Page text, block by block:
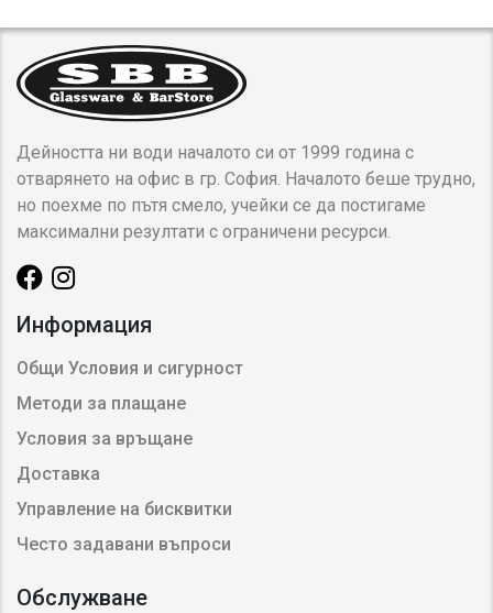
Дейността ни води началото си от 1999 година с
отварянето на офис в гр. София. Началото беше трудно,
но поехме по пътя смело, учейки се да постигаме
максимални резултати с ограничени ресурси.
Информация
Общи Условия и сигурност
Методи за плащане
Условия за връщане
Доставка
Управление на бисквитки
Често задавани въпроси
Обслужване